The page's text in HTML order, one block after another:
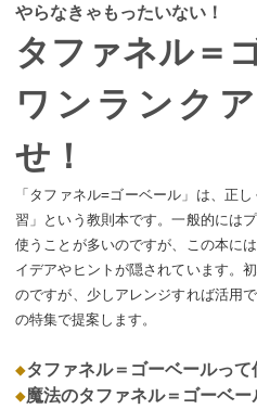
やらなきゃもったいない！
タファネル＝
ワンランク
せ！
「タファネル=ゴーベール」は、正
習」という教則本です。一般的には
使うことが多いのですが、この本に
イデアやヒントが隠されています。
のですが、少しアレンジすれば活用
の特集で提案します。
◆タファネル＝ゴーベールって
◆魔法のタファネル＝ゴーベー